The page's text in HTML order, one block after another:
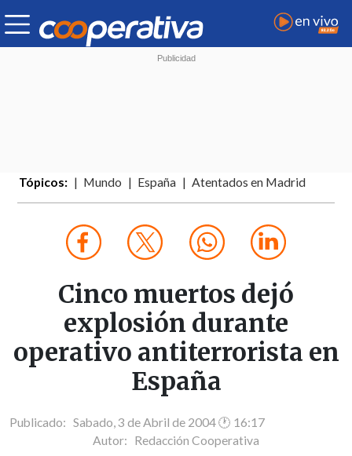
Tópicos: Mundo España Atentados en Madrid
Cinco muertos dejó
explosión durante
operativo antiterrorista en
España
Publicado: Sabado, 3 de Abril de 2004 🕐 16:17
Autor: Redacción Cooperativa